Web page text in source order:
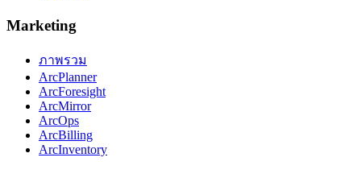
Marketing
ภาพรวม
ArcPlanner
ArcForesight
ArcMirror
ArcOps
ArcBilling
ArcInventory